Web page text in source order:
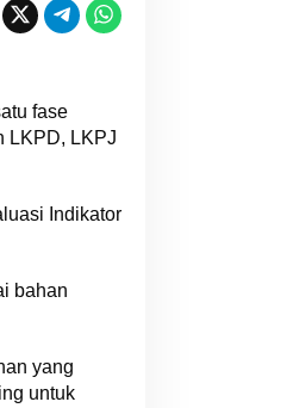
fase
LKPD, LKPJ
Indikator
bahan
yang
untuk